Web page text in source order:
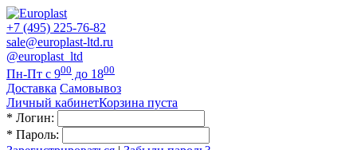
+7 (495) 225-76-82
sale@europlast-ltd.ru
@europlast_ltd
Пн-Пт с 900 до 1800
Доставка Самовывоз
Личный кабинетКорзина пуста
* Логин:
* Пароль: